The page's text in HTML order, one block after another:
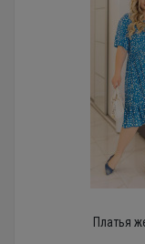
Платья